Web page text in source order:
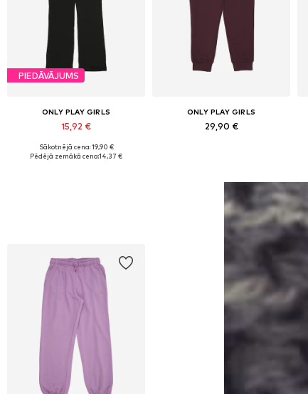
PIEDĀVĀJUMS
ONLY PLAY GIRLS
15,92 €
Sākotnējā cena: 19,90 €
Pēdējā zemākā cena:14,37 €
ONLY PLAY GIRLS
29,90 €